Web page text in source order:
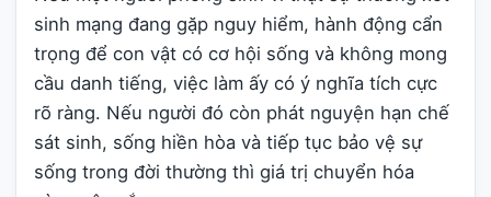
sinh mạng đang gặp nguy hiểm, hành động cẩn
trọng để con vật có cơ hội sống và không mong
cầu danh tiếng, việc làm ấy có ý nghĩa tích cực
rõ ràng. Nếu người đó còn phát nguyện hạn chế
sát sinh, sống hiền hòa và tiếp tục bảo vệ sự
sống trong đời thường thì giá trị chuyển hóa